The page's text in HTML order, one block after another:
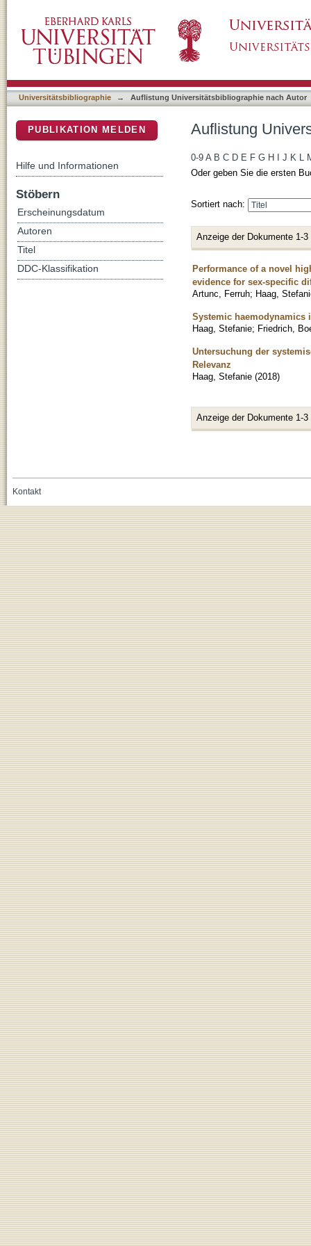
Universitätsbibliographie → Auflistung Universitätsbibliographie nach Autor
Auflistung
0-9 A B C D E F G H J K L
Oder geben Sie die ersten
Sortiert nach:
Anzeige der Dokumente 1-3
Performance of a novel
evidence for sex-specific
Artunc, Ferruh; Haag,
Systemic
Haag, Stefanie; Friedrich,
Untersuchung der
Relevanz
Haag, Stefanie (2018)
Anzeige der Dokumente 1-3
PUBLIKATION MELDEN
Hilfe und Informationen
Stöbern
Erscheinungsdatum
Autoren
Titel
DDC-Klassifikation
Kontakt